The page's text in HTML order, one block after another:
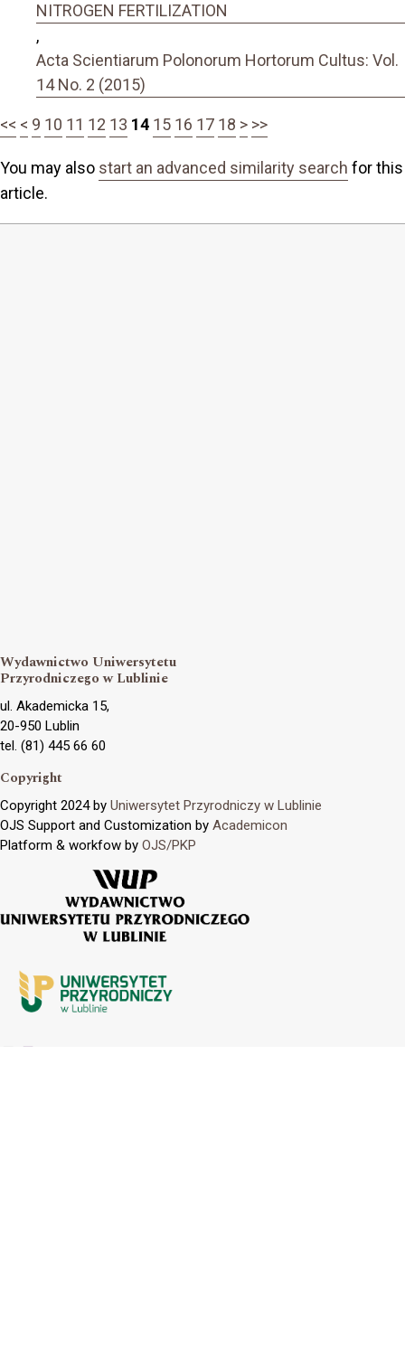
NITROGEN FERTILIZATION
,
Acta Scientiarum Polonorum Hortorum Cultus: Vol.
14 No. 2 (2015)
<< < 9 10 11 12 13 14 15 16 17 18 > >>
You may also start an advanced similarity search for this
article.
Wydawnictwo Uniwersytetu
Przyrodniczego w Lublinie
ul. Akademicka 15,
20-950 Lublin
tel. (81) 445 66 60
Copyright
Copyright 2024 by Uniwersytet Przyrodniczy w Lublinie
OJS Support and Customization by Academicon
Platform & workfow by OJS/PKP